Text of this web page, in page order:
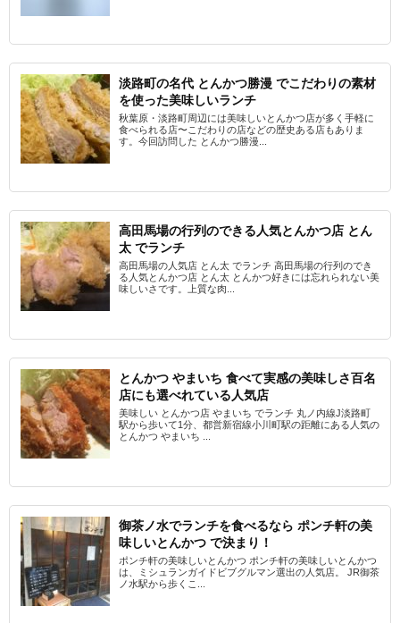
淡路町の名代 とんかつ勝漫 でこだわりの素材
を使った美味しいランチ
秋葉原・淡路町周辺には美味しいとんかつ店が多く手軽に
食べられる店〜こだわりの店などの歴史ある店もありま
す。今回訪問した とんかつ勝漫...
高田馬場の行列のできる人気とんかつ店 とん
太 でランチ
高田馬場の人気店 とん太 でランチ 高田馬場の行列のでき
る人気とんかつ店 とん太 とんかつ好きには忘れられない美
味しいさです。上質な肉...
とんかつ やまいち 食べて実感の美味しさ百名
店にも選べれている人気店
美味しい とんかつ店 やまいち でランチ 丸ノ内線J淡路町
駅から歩いて1分、都営新宿線小川町駅の距離にある人気の
とんかつ やまいち ...
御茶ノ水でランチを食べるなら ポンチ軒の美
味しいとんかつ で決まり！
ポンチ軒の美味しいとんかつ ポンチ軒の美味しいとんかつ
は、ミシュランガイドビブグルマン選出の人気店。 JR御茶
ノ水駅から歩くこ...